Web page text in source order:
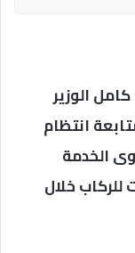
الوزير
انتظام
الخدمة
خلال